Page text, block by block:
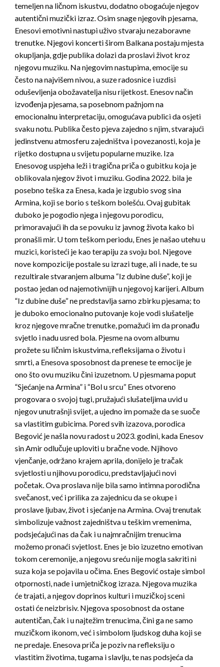
temeljen na ličnom iskustvu, dodatno obogaćuje njegov
autentični muzički izraz. Osim snage njegovih pjesama,
Enesovi emotivni nastupi uživo stvaraju nezaboravne
trenutke. Njegovi koncerti širom Balkana postaju mjesta
okupljanja, gdje publika dolazi da proslavi život kroz
njegovu muziku. Na njegovim nastupima, emocije su
često na najvišem nivou, a suze radosnice i uzdisi
oduševljenja obožavatelja nisu rijetkost. Enesov način
izvođenja pjesama, sa posebnom pažnjom na
emocionalnu interpretaciju, omogućava publici da osjeti
svaku notu. Publika često pjeva zajedno s njim, stvarajući
jedinstvenu atmosferu zajedništva i povezanosti, koja je
rijetko dostupna u svijetu popularne muzike. Iza
Enesovog uspjeha leži i tragična priča o gubitku koja je
oblikovala njegov život i muziku. Godina 2022. bila je
posebno teška za Enesa, kada je izgubio svog sina
Armina, koji se borio s teškom bolešću. Ovaj gubitak
duboko je pogodio njega i njegovu porodicu,
primoravajući ih da se povuku iz javnog života kako bi
pronašli mir. U tom teškom periodu, Enes je našao utehu u
muzici, koristeći je kao terapiju za svoju bol. Njegove
nove kompozicije postale su izrazi tuge, ali i nade, te su
rezultirale stvaranjem albuma “Iz dubine duše”, koji je
postao jedan od najemotivnijih u njegovoj karijeri. Album
“Iz dubine duše” ne predstavlja samo zbirku pjesama; to
je duboko emocionalno putovanje koje vodi slušatelje
kroz njegove mračne trenutke, pomažući im da pronađu
svjetlo i nadu usred bola. Pjesme na ovom albumu
prožete su ličnim iskustvima, refleksijama o životu i
smrti, a Enesova sposobnost da prenese te emocije je
ono što ovu muziku čini izuzetnom. U pjesmama poput
“Sjećanje na Armina” i “Bol u srcu” Enes otvoreno
progovara o svojoj tugi, pružajući slušateljima uvid u
njegov unutrašnji svijet, a ujedno im pomaže da se suoče
sa vlastitim gubicima. Pored svih izazova, porodica
Begović je našla novu radost u 2023. godini, kada Enesov
sin Amir odlučuje uploviti u bračne vode. Njihovo
vjenčanje, održano krajem aprila, donijelo je tračak
svjetlosti u njihovu porodicu, predstavljajući novi
početak. Ova proslava nije bila samo intimna porodična
svečanost, već i prilika za zajednicu da se okupe i
proslave ljubav, život i sjećanje na Armina. Ovaj trenutak
simbolizuje važnost zajedništva u teškim vremenima,
podsjećajući nas da čak i u najmračnijim trenucima
možemo pronaći svjetlost. Enes je bio izuzetno emotivan
tokom ceremonije, a njegovu sreću nije mogla sakriti ni
suza koja se pojavila u očima. Enes Begović ostaje simbol
otpornosti, nade i umjetničkog izraza. Njegova muzika
će trajati, a njegov doprinos kulturi i muzičkoj sceni
ostati će neizbrisiv. Njegova sposobnost da ostane
autentičan, čak i u najtežim trenucima, čini ga ne samo
muzičkom ikonom, već i simbolom ljudskog duha koji se
ne predaje. Enesova priča je poziv na refleksiju o
vlastitim životima, tugama i slavlju, te nas podsjeća da